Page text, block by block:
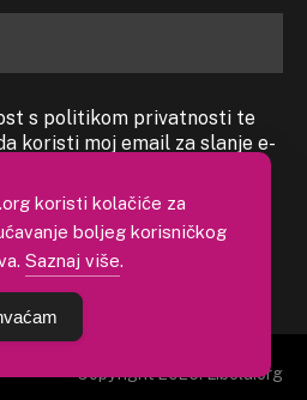
s politikom privatnosti te
koristi moj email za slanje e-
Copyright 2026. Libela.org
koristi kolačiće za
boljeg korisničkog
Saznaj više.